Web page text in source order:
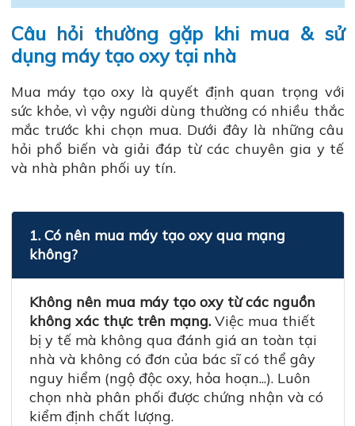
Câu hỏi thường gặp khi mua & sử
dụng máy tạo oxy tại nhà
Mua máy tạo oxy là quyết định quan trọng với
sức khỏe, vì vậy người dùng thường có nhiều thắc
mắc trước khi chọn mua. Dưới đây là những câu
hỏi phổ biến và giải đáp từ các chuyên gia y tế
và nhà phân phối uy tín.
1. Có nên mua máy tạo oxy qua mạng
không?
Không nên mua máy tạo oxy từ các nguồn
không xác thực trên mạng. Việc mua thiết
bị y tế mà không qua đánh giá an toàn tại
nhà và không có đơn của bác sĩ có thể gây
nguy hiểm (ngộ độc oxy, hỏa hoạn...). Luôn
chọn nhà phân phối được chứng nhận và có
kiểm định chất lượng.